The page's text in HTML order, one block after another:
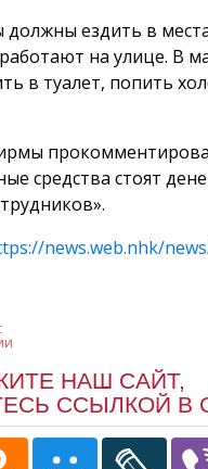
ездить в
на улице. В
в туалет, попить
средства стоят
news.web.nhk/
НАШ САЙТ,
ССЫЛКОЙ В